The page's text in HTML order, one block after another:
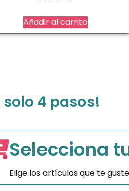
Añadir al carrito
4 pasos!
Selecciona
Elige los artículos que te